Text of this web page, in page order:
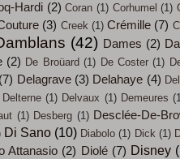
Hardi (2) Coran (1) Corhumel (1)
(3) Creek (1) Crémille (7)
(42) Dames (2)
(2) De Broüard (1) De Coster (1)
(7) Delagrave (3) Delahaye (4)
Delterne (1) Delvaux (1) Demeures
(1) Desberg (1) Desclée-De-
Di Sano (10) Diabolo (1) Dick (1)
Attanasio (2) Diolé (7) Disney